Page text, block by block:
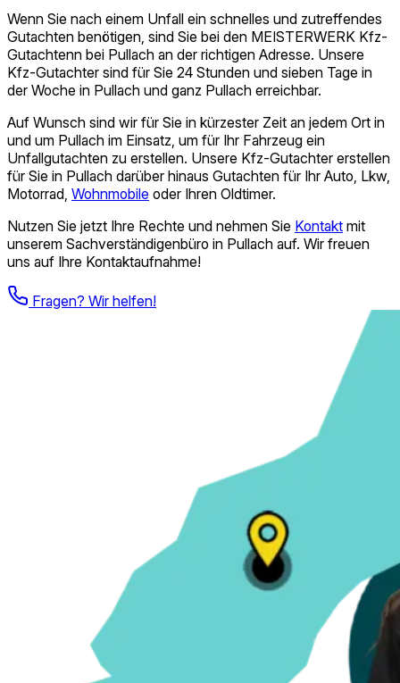
Wenn Sie nach einem Unfall ein schnelles und zutreffendes
Gutachten benötigen, sind Sie bei den MEISTERWERK Kfz-
Gutachtenn bei Pullach an der richtigen Adresse. Unsere
Kfz-Gutachter sind für Sie 24 Stunden und sieben Tage in
der Woche in Pullach und ganz Pullach erreichbar.
Auf Wunsch sind wir für Sie in kürzester Zeit an jedem Ort in
und um Pullach im Einsatz, um für Ihr Fahrzeug ein
Unfallgutachten zu erstellen. Unsere Kfz-Gutachter erstellen
für Sie in Pullach darüber hinaus Gutachten für Ihr Auto, Lkw,
Motorrad, Wohnmobile oder Ihren Oldtimer.
Nutzen Sie jetzt Ihre Rechte und nehmen Sie Kontakt mit
unserem Sach­verständigen­büro in Pullach auf. Wir freuen
uns auf Ihre Kontaktaufnahme!
Fragen? Wir helfen!